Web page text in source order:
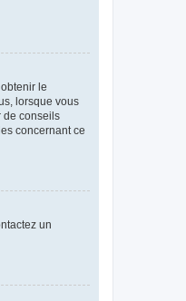
le
lorsque vous
de conseils
concernant ce
un